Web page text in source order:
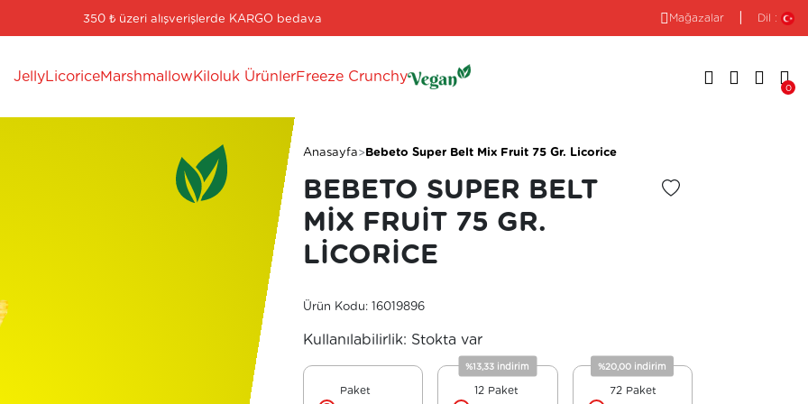
350 ₺ üzeri alışverişlerde KARGO bedava Mağazalar | Dil :
JellyLicoriceMarshmallowKiloluk ÜrünlerFreeze Crunchy
0
Anasayfa Bebeto Super Belt Mix Fruit 75 Gr. Licorice
BEBETO SUPER BELT
MIX FRUIT 75 GR.
LICORICE
İstek listesine ekle
Ürün Kodu: 16019896
Kullanılabilirlik: Stokta var
Paket
%13,33 indirim
12 Paket
%20,00 indirim
72 Paket